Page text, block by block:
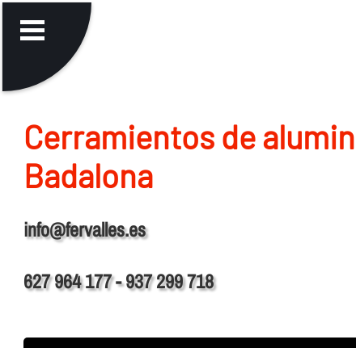
Cerramientos de
Badalona
info@fervalles.es
627 964 177 - 937 299 718